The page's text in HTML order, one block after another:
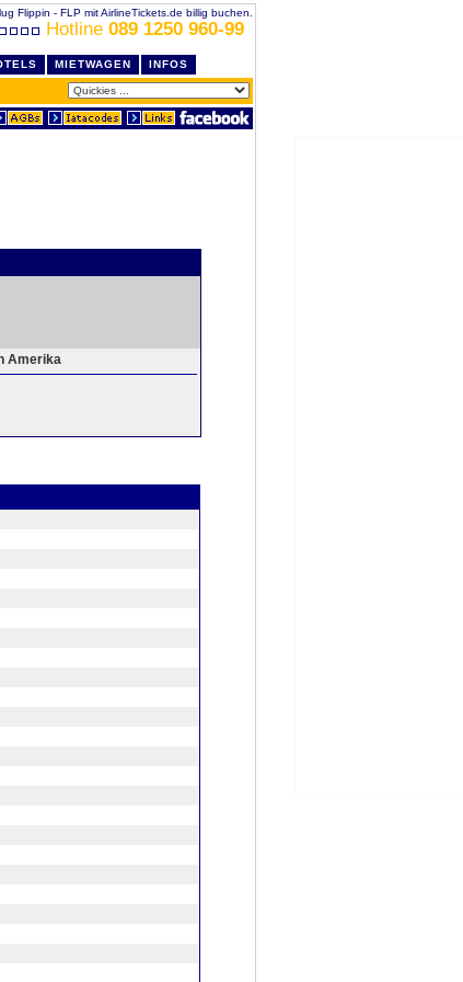
Flippin - FLP mit AirlineTickets.de billig buchen.
Hotline 089 1250 960-99
MIETWAGEN INFOS
Amerika